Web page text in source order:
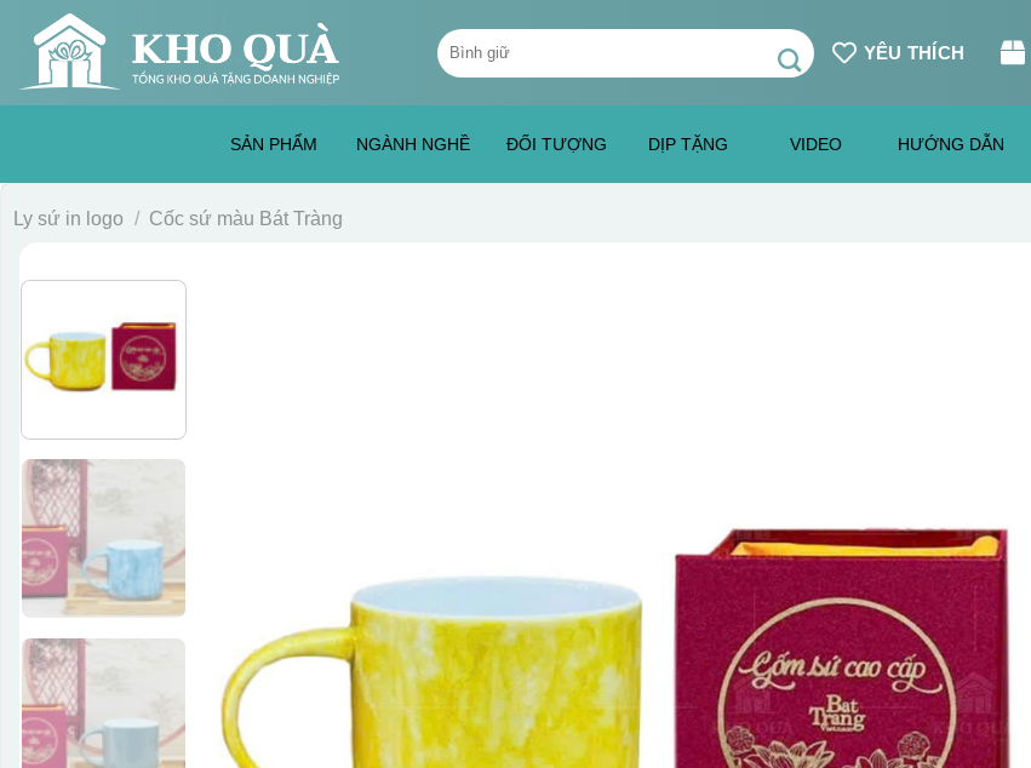
content
Tìm
kiếm:
YÊU THÍCH
SẢN PHẨM NGÀNH NGHỀ ĐỐI TƯỢNG DỊP TẶNG VIDEO HƯỚNG DẪN
Ly sứ in logo / Cốc sứ màu Bát Tràng